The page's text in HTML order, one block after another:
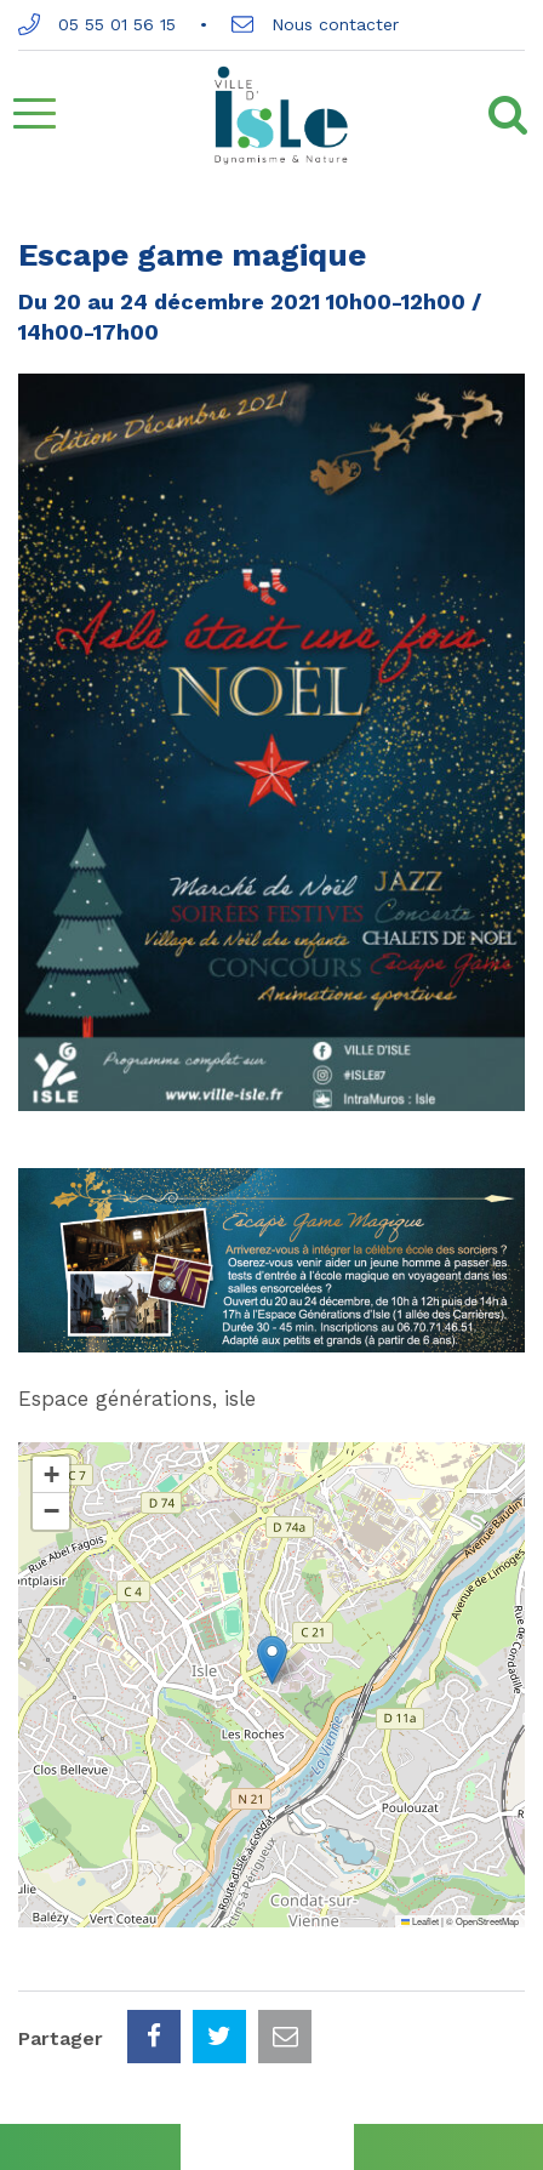
Gestion des traceurs
05 55 01 56 15 Nous contacter
Aller
la
navigation
Escape game magique
Du 20 au 24 décembre 2021 10h00-12h00 /
14h00-17h00
Espace générations, isle
+
−
Leaflet|©OpenStreetMap
Partager